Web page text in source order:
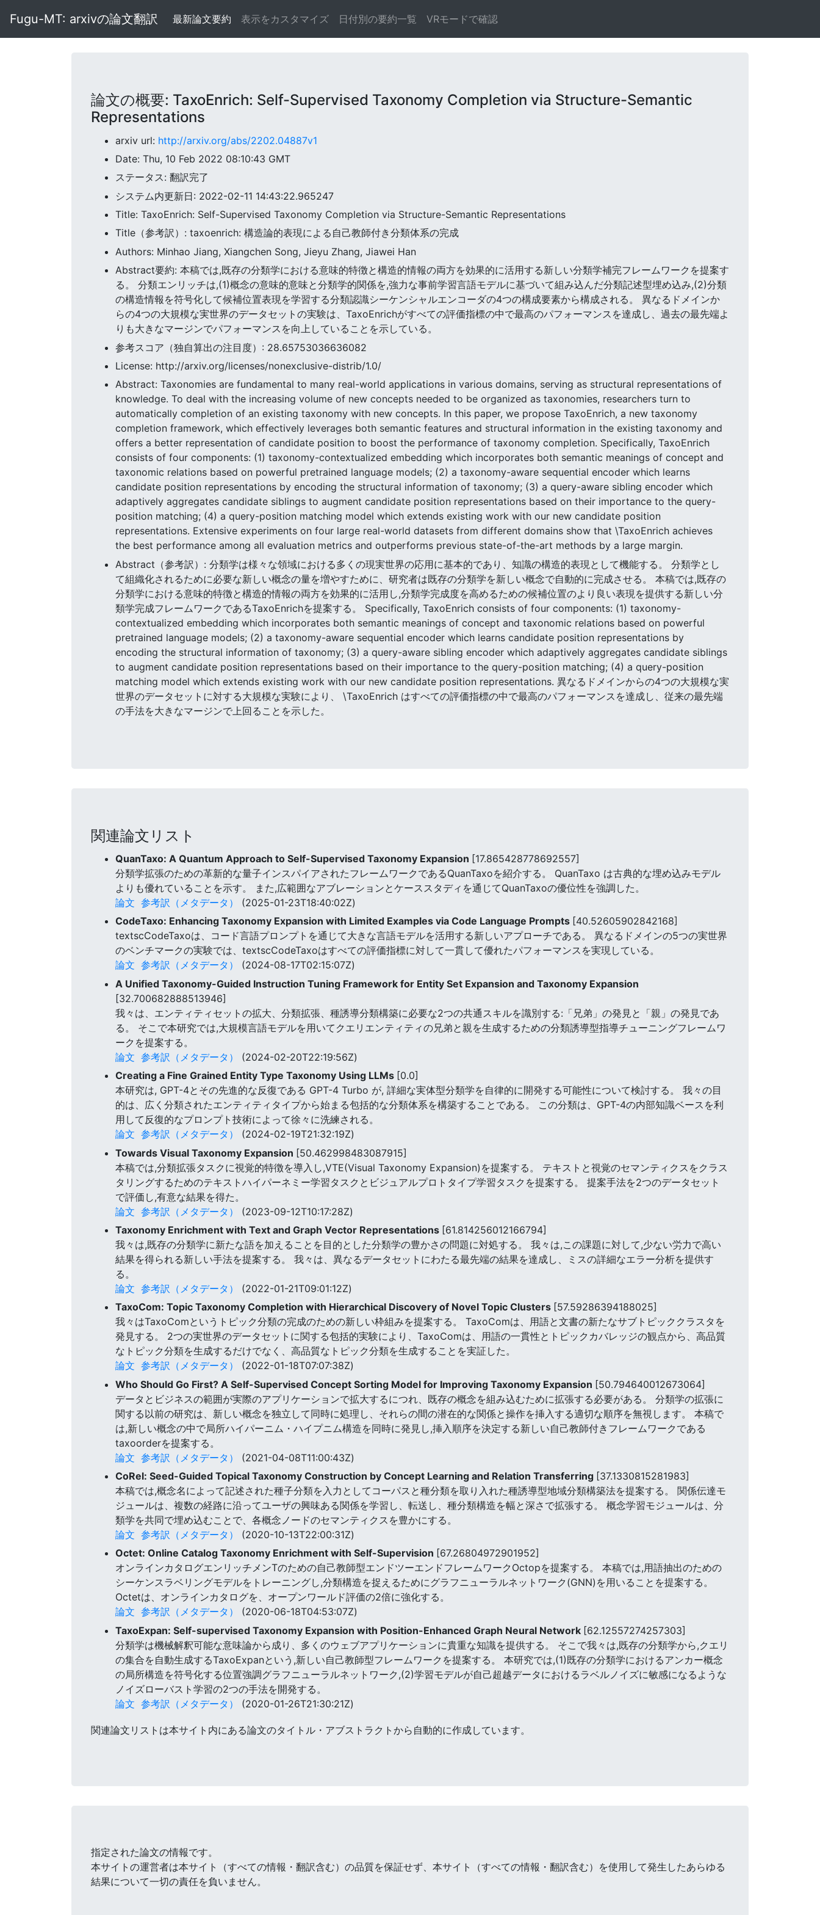
Fugu-MT: arxivの論文翻訳 最新論文要約 表示をカスタマイズ 日付別の要約一覧 VRモードで確認
論文の概要: TaxoEnrich: Self-Supervised Taxonomy Completion via Structure-Semantic
Representations
arxiv url: http://arxiv.org/abs/2202.04887v1
Date: Thu, 10 Feb 2022 08:10:43 GMT
ステータス: 翻訳完了
システム内更新日: 2022-02-11 14:43:22.965247
Title: TaxoEnrich: Self-Supervised Taxonomy Completion via Structure-Semantic Representations
Title（参考訳）: taxoenrich: 構造論的表現による自己教師付き分類体系の完成
Authors: Minhao Jiang, Xiangchen Song, Jieyu Zhang, Jiawei Han
Abstract要約: 本稿では,既存の分類学における意味的特徴と構造的情報の両方を効果的に活用する新しい分類学補完フレームワークを提案す
る。 分類エンリッチは,(1)概念の意味的意味と分類学的関係を,強力な事前学習言語モデルに基づいて組み込んだ分類記述型埋め込み,(2)分類
の構造情報を符号化して候補位置表現を学習する分類認識シーケンシャルエンコーダの4つの構成要素から構成される。 異なるドメインか
らの4つの大規模な実世界のデータセットの実験は、TaxoEnrichがすべての評価指標の中で最高のパフォーマンスを達成し、過去の最先端よ
りも大きなマージンでパフォーマンスを向上していることを示している。
参考スコア（独自算出の注目度）: 28.65753036636082
License: http://arxiv.org/licenses/nonexclusive-distrib/1.0/
Abstract: Taxonomies are fundamental to many real-world applications in various domains, serving as structural representations of
knowledge. To deal with the increasing volume of new concepts needed to be organized as taxonomies, researchers turn to
automatically completion of an existing taxonomy with new concepts. In this paper, we propose TaxoEnrich, a new taxonomy
completion framework, which effectively leverages both semantic features and structural information in the existing taxonomy and
offers a better representation of candidate position to boost the performance of taxonomy completion. Specifically, TaxoEnrich
consists of four components: (1) taxonomy-contextualized embedding which incorporates both semantic meanings of concept and
taxonomic relations based on powerful pretrained language models; (2) a taxonomy-aware sequential encoder which learns
candidate position representations by encoding the structural information of taxonomy; (3) a query-aware sibling encoder which
adaptively aggregates candidate siblings to augment candidate position representations based on their importance to the query-
position matching; (4) a query-position matching model which extends existing work with our new candidate position
representations. Extensive experiments on four large real-world datasets from different domains show that \TaxoEnrich achieves
the best performance among all evaluation metrics and outperforms previous state-of-the-art methods by a large margin.
Abstract（参考訳）: 分類学は様々な領域における多くの現実世界の応用に基本的であり、知識の構造的表現として機能する。 分類学とし
て組織化されるために必要な新しい概念の量を増やすために、研究者は既存の分類学を新しい概念で自動的に完成させる。 本稿では,既存の
分類学における意味的特徴と構造的情報の両方を効果的に活用し,分類学完成度を高めるための候補位置のより良い表現を提供する新しい分
類学完成フレームワークであるTaxoEnrichを提案する。 Specifically, TaxoEnrich consists of four components: (1) taxonomy-
contextualized embedding which incorporates both semantic meanings of concept and taxonomic relations based on powerful
pretrained language models; (2) a taxonomy-aware sequential encoder which learns candidate position representations by
encoding the structural information of taxonomy; (3) a query-aware sibling encoder which adaptively aggregates candidate siblings
to augment candidate position representations based on their importance to the query-position matching; (4) a query-position
matching model which extends existing work with our new candidate position representations. 異なるドメインからの4つの大規模な実
世界のデータセットに対する大規模な実験により、 \TaxoEnrich はすべての評価指標の中で最高のパフォーマンスを達成し、従来の最先端
の手法を大きなマージンで上回ることを示した。
関連論文リスト
QuanTaxo: A Quantum Approach to Self-Supervised Taxonomy Expansion [17.865428778692557]
分類学拡張のための革新的な量子インスパイアされたフレームワークであるQuanTaxoを紹介する。 QuanTaxo は古典的な埋め込みモデル
よりも優れていることを示す。 また,広範囲なアブレーションとケーススタディを通じてQuanTaxoの優位性を強調した。
論文 参考訳（メタデータ）
(2025-01-23T18:40:02Z)
CodeTaxo: Enhancing Taxonomy Expansion with Limited Examples via Code Language Prompts [40.52605902842168]
textscCodeTaxoは、コード言語プロンプトを通じて大きな言語モデルを活用する新しいアプローチである。 異なるドメインの5つの実世界
のベンチマークの実験では、textscCodeTaxoはすべての評価指標に対して一貫して優れたパフォーマンスを実現している。
論文 参考訳（メタデータ）
(2024-08-17T02:15:07Z)
A Unified Taxonomy-Guided Instruction Tuning Framework for Entity Set Expansion and Taxonomy Expansion
[32.700682888513946]
我々は、エンティティセットの拡大、分類拡張、種誘導分類構築に必要な2つの共通スキルを識別する:「兄弟」の発見と「親」の発見であ
る。 そこで本研究では,大規模言語モデルを用いてクエリエンティティの兄弟と親を生成するための分類誘導型指導チューニングフレームワ
ークを提案する。
論文 参考訳（メタデータ）
(2024-02-20T22:19:56Z)
Creating a Fine Grained Entity Type Taxonomy Using LLMs [0.0]
本研究は, GPT-4とその先進的な反復である GPT-4 Turbo が, 詳細な実体型分類学を自律的に開発する可能性について検討する。 我々の目
的は、広く分類されたエンティティタイプから始まる包括的な分類体系を構築することである。 この分類は、GPT-4の内部知識ベースを利
用して反復的なプロンプト技術によって徐々に洗練される。
論文 参考訳（メタデータ）
(2024-02-19T21:32:19Z)
Towards Visual Taxonomy Expansion [50.462998483087915]
本稿では,分類拡張タスクに視覚的特徴を導入し,VTE(Visual Taxonomy Expansion)を提案する。 テキストと視覚のセマンティクスをクラス
タリングするためのテキストハイパーネミー学習タスクとビジュアルプロトタイプ学習タスクを提案する。 提案手法を2つのデータセット
で評価し,有意な結果を得た。
論文 参考訳（メタデータ）
(2023-09-12T10:17:28Z)
Taxonomy Enrichment with Text and Graph Vector Representations [61.814256012166794]
我々は,既存の分類学に新たな語を加えることを目的とした分類学の豊かさの問題に対処する。 我々は,この課題に対して,少ない労力で高い
結果を得られる新しい手法を提案する。 我々は、異なるデータセットにわたる最先端の結果を達成し、ミスの詳細なエラー分析を提供す
る。
論文 参考訳（メタデータ）
(2022-01-21T09:01:12Z)
TaxoCom: Topic Taxonomy Completion with Hierarchical Discovery of Novel Topic Clusters [57.59286394188025]
我々はTaxoComというトピック分類の完成のための新しい枠組みを提案する。 TaxoComは、用語と文書の新たなサブトピッククラスタを
発見する。 2つの実世界のデータセットに関する包括的実験により、TaxoComは、用語の一貫性とトピックカバレッジの観点から、高品質
なトピック分類を生成するだけでなく、高品質なトピック分類を生成することを実証した。
論文 参考訳（メタデータ）
(2022-01-18T07:07:38Z)
Who Should Go First? A Self-Supervised Concept Sorting Model for Improving Taxonomy Expansion [50.794640012673064]
データとビジネスの範囲が実際のアプリケーションで拡大するにつれ、既存の概念を組み込むために拡張する必要がある。 分類学の拡張に
関する以前の研究は、新しい概念を独立して同時に処理し、それらの間の潜在的な関係と操作を挿入する適切な順序を無視します。 本稿で
は,新しい概念の中で局所ハイパーニム・ハイプニム構造を同時に発見し,挿入順序を決定する新しい自己教師付きフレームワークである
taxoorderを提案する。
論文 参考訳（メタデータ）
(2021-04-08T11:00:43Z)
CoRel: Seed-Guided Topical Taxonomy Construction by Concept Learning and Relation Transferring [37.1330815281983]
本稿では,概念名によって記述された種子分類を入力としてコーパスと種分類を取り入れた種誘導型地域分類構築法を提案する。 関係伝達モ
ジュールは、複数の経路に沿ってユーザの興味ある関係を学習し、転送し、種分類構造を幅と深さで拡張する。 概念学習モジュールは、分
類学を共同で埋め込むことで、各概念ノードのセマンティクスを豊かにする。
論文 参考訳（メタデータ）
(2020-10-13T22:00:31Z)
Octet: Online Catalog Taxonomy Enrichment with Self-Supervision [67.26804972901952]
オンラインカタログエンリッチメンTのための自己教師型エンドツーエンドフレームワークOctopを提案する。 本稿では,用語抽出のための
シーケンスラベリングモデルをトレーニングし,分類構造を捉えるためにグラフニューラルネットワーク(GNN)を用いることを提案する。
Octetは、オンラインカタログを、オープンワールド評価の2倍に強化する。
論文 参考訳（メタデータ）
(2020-06-18T04:53:07Z)
TaxoExpan: Self-supervised Taxonomy Expansion with Position-Enhanced Graph Neural Network [62.12557274257303]
分類学は機械解釈可能な意味論から成り、多くのウェブアプリケーションに貴重な知識を提供する。 そこで我々は,既存の分類学から,クエリ
の集合を自動生成するTaxoExpanという,新しい自己教師型フレームワークを提案する。 本研究では,(1)既存の分類学におけるアンカー概念
の局所構造を符号化する位置強調グラフニューラルネットワーク,(2)学習モデルが自己超越データにおけるラベルノイズに敏感になるような
ノイズローバスト学習の2つの手法を開発する。
論文 参考訳（メタデータ） (2020-01-26T21:30:21Z)
関連論文リストは本サイト内にある論文のタイトル・アブストラクトから自動的に作成しています。
指定された論文の情報です。
本サイトの運営者は本サイト（すべての情報・翻訳含む）の品質を保証せず、本サイト（すべての情報・翻訳含む）を使用して発生したあらゆる
結果について一切の責任を負いません。